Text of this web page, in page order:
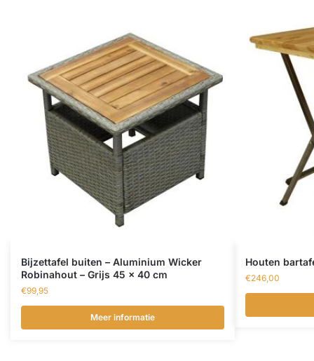
Bijzettafel buiten – Aluminium Wicker
Robinahout – Grijs 45 x 40 cm
€99,95
Meer informatie
Houten
€246,00